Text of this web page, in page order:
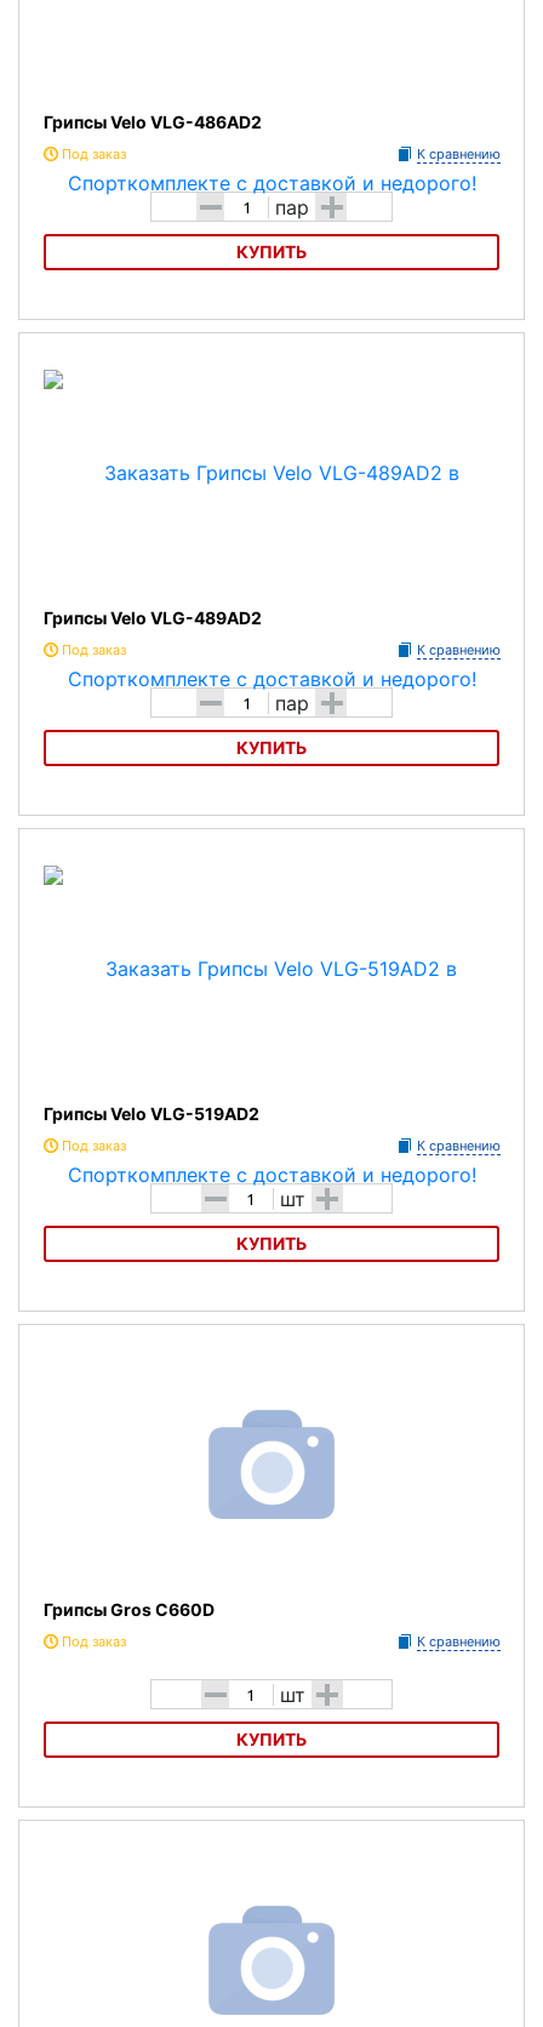
Грипсы Velo VLG-486AD2
Под заказ К сравнению
- пар +
КУПИТЬ
Грипсы Velo VLG-486AD2
Грипсы Velo VLG-489AD2
Под заказ К сравнению
- пар +
КУПИТЬ
Грипсы Velo VLG-489AD2
Грипсы Velo VLG-519AD2
Под заказ К сравнению
- шт +
КУПИТЬ
Грипсы Velo VLG-519AD2
Грипсы Gros C660D
Под заказ К сравнению
- шт +
КУПИТЬ
Грипсы Gros C660D